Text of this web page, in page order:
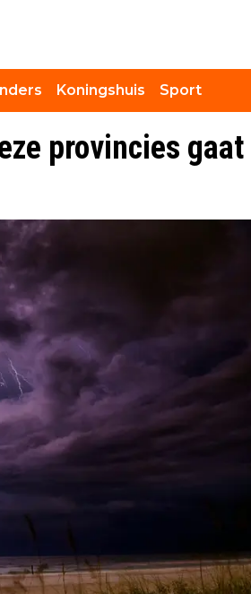
Koningshuis Sport
provincies gaat